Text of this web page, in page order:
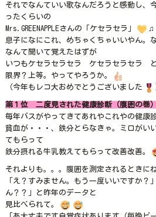
それでなんていい歌なんだろうと感動し、今
ったくらいの
Mrs.GREENAPPLEさんの「ケセラセラ」
♫
息子になにこれ、めちゃくちゃいいやん。
なんて聞いて覚えたはずが
いつもケセラセラセラ ケセラセラセラ と
限界？上等。やってやろうか。
（今年もレコ大おめでとうございました
第１位 二度見された健康診断（腹囲の巻）
毎年バスがやってきてあれやこれやの健康診
貧血が・・・、鉄分とらなきゃ。ミロがい
てもらって
鉄分摂れる牛乳教えてもらって改善改善。
それよりも。。。腹囲を測定されるときに
「え？すみません。もう一度いいですか？
ん？？」と昨年のデータと
見比べられて。